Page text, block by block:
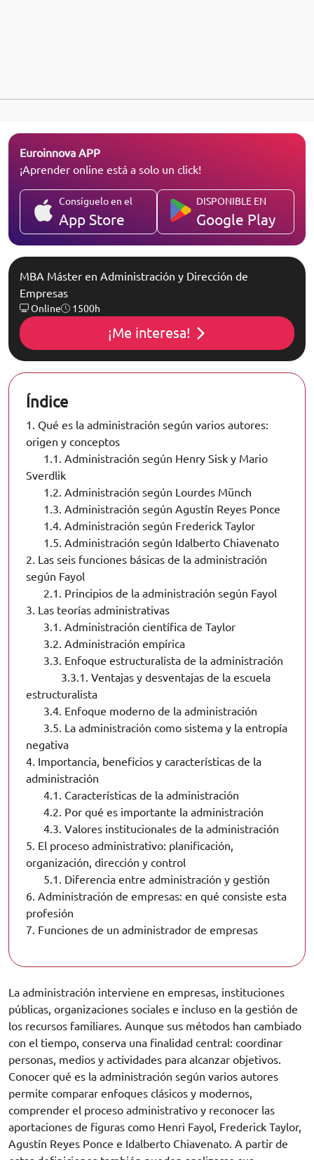
Euroinnova APP
¡Aprender online está a solo un click!
Consíguelo en el
App Store
DISPONIBLE EN
Google Play
MBA Máster en Administración y Dirección de
Empresas
Online 1500h
¡Me interesa!
Índice
1. Qué es la administración según varios autores:
origen y conceptos
1.1. Administración según Henry Sisk y Mario
Sverdlik
1.2. Administración según Lourdes Münch
1.3. Administración según Agustín Reyes Ponce
1.4. Administración según Frederick Taylor
1.5. Administración según Idalberto Chiavenato
2. Las seis funciones básicas de la administración
según Fayol
2.1. Principios de la administración según Fayol
3. Las teorías administrativas
3.1. Administración científica de Taylor
3.2. Administración empírica
3.3. Enfoque estructuralista de la administración
3.3.1. Ventajas y desventajas de la escuela
estructuralista
3.4. Enfoque moderno de la administración
3.5. La administración como sistema y la entropía
negativa
4. Importancia, beneficios y características de la
administración
4.1. Características de la administración
4.2. Por qué es importante la administración
4.3. Valores institucionales de la administración
5. El proceso administrativo: planificación,
organización, dirección y control
5.1. Diferencia entre administración y gestión
6. Administración de empresas: en qué consiste esta
profesión
7. Funciones de un administrador de empresas
La administración interviene en empresas, instituciones
públicas, organizaciones sociales e incluso en la gestión de
los recursos familiares. Aunque sus métodos han cambiado
con el tiempo, conserva una finalidad central: coordinar
personas, medios y actividades para alcanzar objetivos.
Conocer qué es la administración según varios autores
permite comparar enfoques clásicos y modernos,
comprender el proceso administrativo y reconocer las
aportaciones de figuras como Henri Fayol, Frederick Taylor,
Agustín Reyes Ponce e Idalberto Chiavenato. A partir de